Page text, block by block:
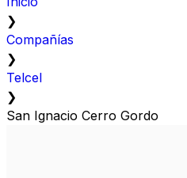
❯
Compañías
❯
Telcel
❯
San Ignacio Cerro Gordo